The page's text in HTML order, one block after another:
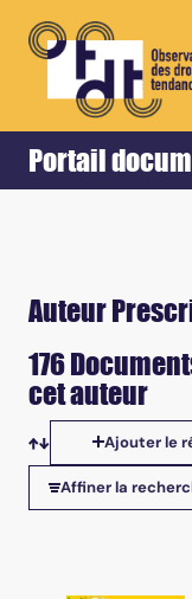
Portail
Accueil Retour
Auteur
176
cet auteur
Tris disponibles
Ajouter le
Affiner la